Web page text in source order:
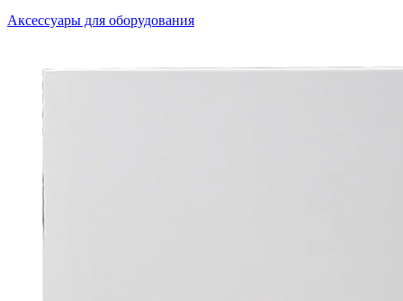
Аксессуары для оборудования